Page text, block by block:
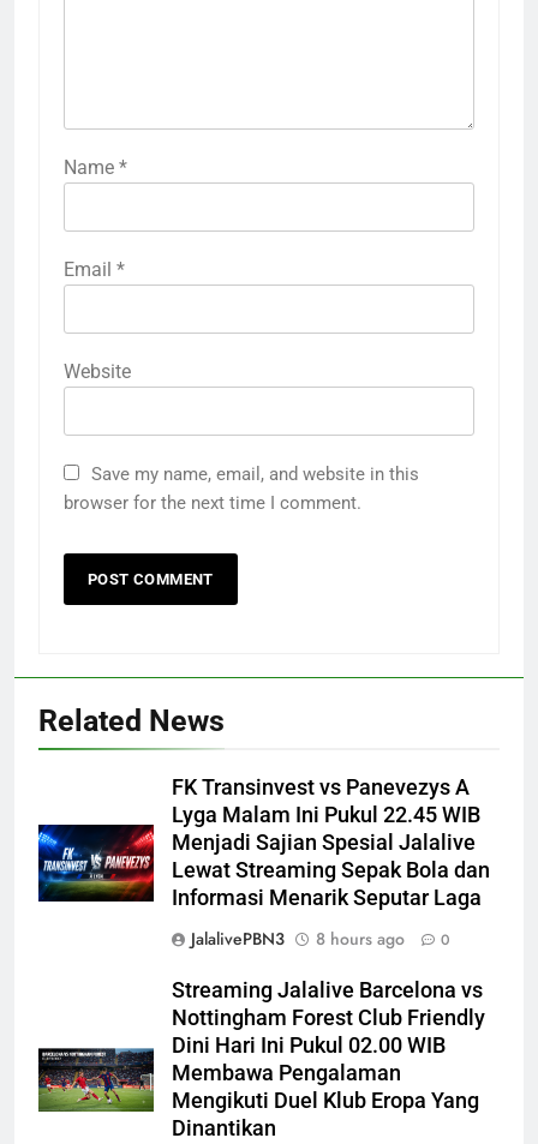
Name *
Email *
Website
Save my name, email, and website in this
browser for the next time I comment.
Related News
FK Transinvest vs Panevezys A
Lyga Malam Ini Pukul 22.45 WIB
Menjadi Sajian Spesial Jalalive
Lewat Streaming Sepak Bola dan
Informasi Menarik Seputar Laga
JalalivePBN3
8 hours ago 0
Streaming Jalalive Barcelona vs
Nottingham Forest Club Friendly
Dini Hari Ini Pukul 02.00 WIB
Membawa Pengalaman
Mengikuti Duel Klub Eropa Yang
Dinantikan